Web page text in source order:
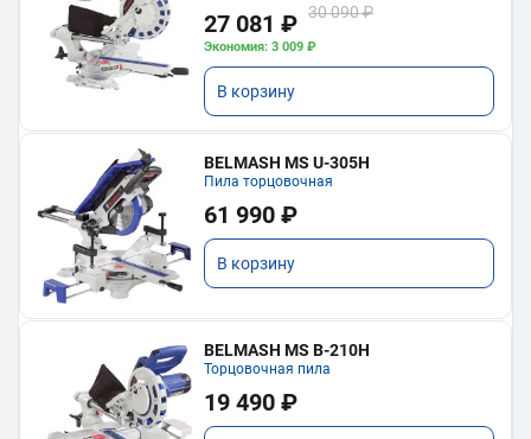
27 081 ₽ 30 090 ₽
Экономия: 3 009 ₽
В корзину
BELMASH MS U-305H
Пила торцовочная
61 990 ₽
В корзину
BELMASH MS B-210H
Торцовочная пила
19 490 ₽